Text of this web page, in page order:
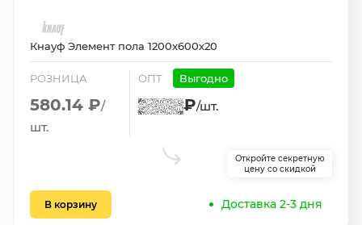
Кнауф Элемент пола 1200х600х20
РОЗНИЦА
580.14 ₽/
шт.
ОПТ Выгодно
₽/шт.
Откройте секретную
цену со скидкой
В корзину Доставка 2-3 дня